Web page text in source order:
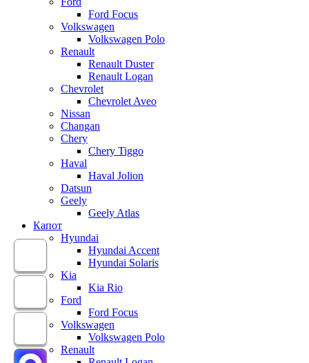
Ford Focus
Volkswagen
Volkswagen Polo
Renault
Renault Duster
Renault Logan
Chevrolet
Chevrolet Aveo
Nissan
Changan
Chery
Chery Tiggo
Haval
Haval Jolion
Datsun
Geely
Geely Atlas
Капот
Hyundai
Hyundai Accent
Hyundai Solaris
Kia
Kia Rio
Ford
Ford Focus
Volkswagen
Volkswagen Polo
Renault